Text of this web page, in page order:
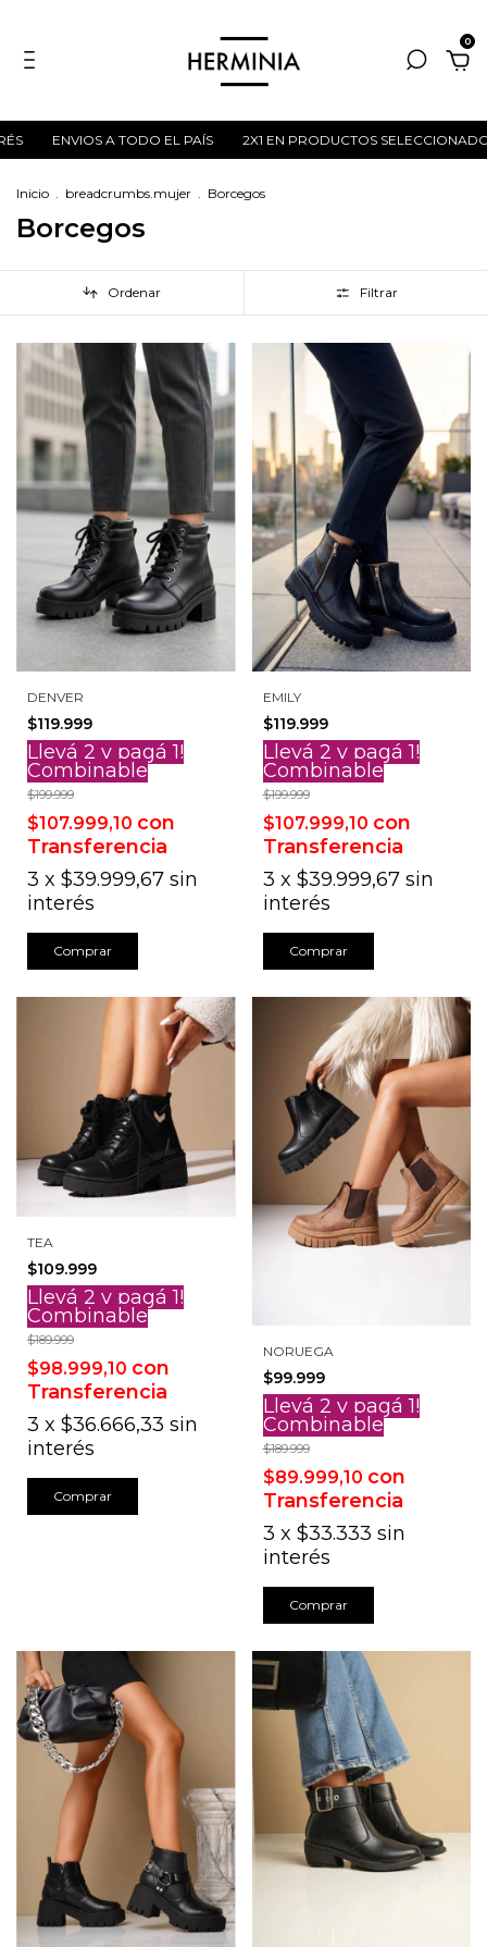
0
TODO EL PAÍS 2X1 EN PRODUCTOS SELECCIONADOS HASTA 6
Inicio . breadcrumbs.mujer . Borcegos
Borcegos
Ordenar Filtrar
DENVER
$119.999
Llevá 2 y pagá 1!
Combinable
$199.999
$107.999,10 con
Transferencia
3 x $39.999,67 sin
interés
Comprar
EMILY
$119.999
Llevá 2 y pagá 1!
Combinable
$199.999
$107.999,10 con
Transferencia
3 x $39.999,67 sin
interés
Comprar
TEA
$109.999
Llevá 2 y pagá 1!
Combinable
$189.999
$98.999,10 con
Transferencia
3 x $36.666,33 sin
interés
Comprar
NORUEGA
$99.999
Llevá 2 y pagá 1!
Combinable
$189.999
$89.999,10 con
Transferencia
3 x $33.333 sin
interés
Comprar